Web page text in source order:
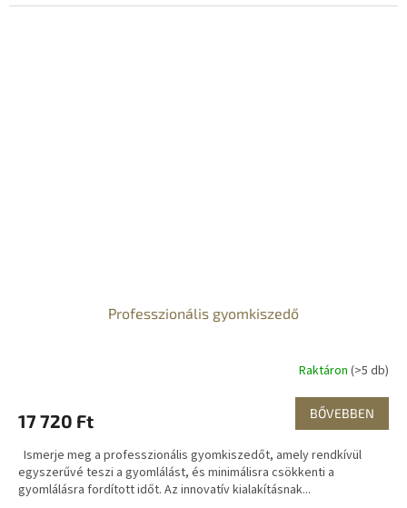
Professzionális gyomkiszedő
Raktáron (>5 db)
17 720 Ft BŐVEBBEN
Ismerje meg a professzionális gyomkiszedőt, amely rendkívül
egyszerűvé teszi a gyomlálást, és minimálisra csökkenti a
gyomlálásra fordított időt. Az innovatív kialakításnak...